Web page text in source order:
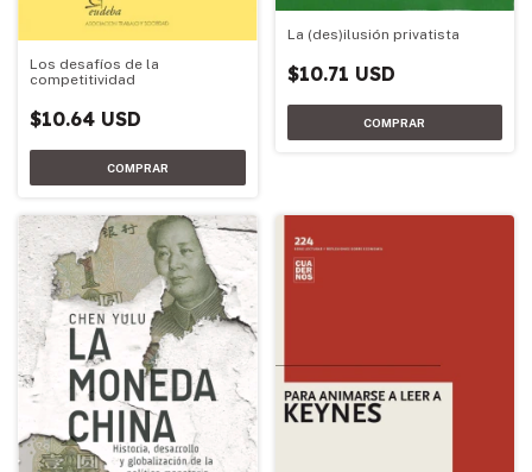
Los desafíos de la
competitividad
$10.64 USD
La (des)ilusión privatista
$10.71 USD